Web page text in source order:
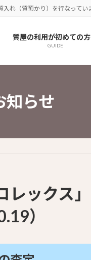
れ（質預かり）を行なってい
質屋の利用が初めての
GUIDE
知らせ
レックス
）